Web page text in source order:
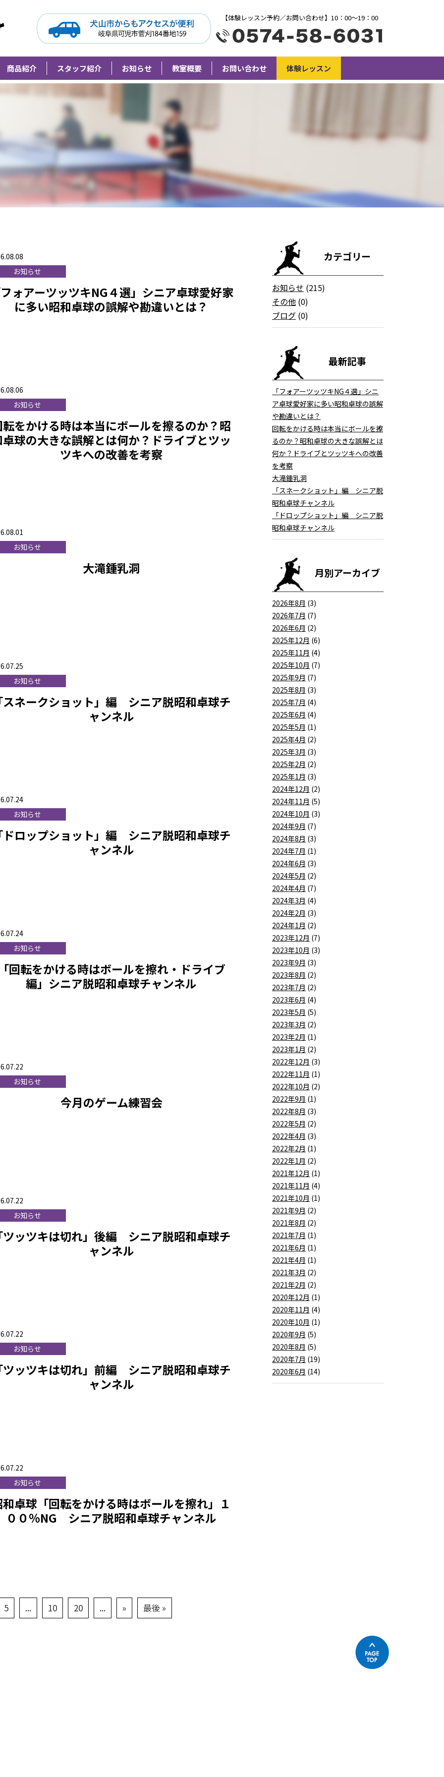
Grip Meister（旧柘植卓球教室） 【体験レッスン予約／お問い合わせ】10：00〜19：00
商品紹介 スタッフ紹介 お知らせ 教室概要 お問い合わせ 体験レッスン
お知らせ
ォアーツッツキNG４選」シニア卓球愛好家
に多い昭和卓球の誤解や勘違いとは？
お知らせ
をかける時は本当にボールを擦るのか？昭
球の大きな誤解とは何か？ドライブとツッ
ツキへの改善を考察
お知らせ
大滝鍾乳洞
お知らせ
スネークショット」編 シニア脱昭和卓球チ
ャンネル
お知らせ
ドロップショット」編 シニア脱昭和卓球チ
ャンネル
お知らせ
回転をかける時はボールを擦れ・ドライブ
編」シニア脱昭和卓球チャンネル
お知らせ
今月のゲーム練習会
お知らせ
ツッツキは切れ」後編 シニア脱昭和卓球チ
ャンネル
お知らせ
ツッツキは切れ」前編 シニア脱昭和卓球チ
ャンネル
お知らせ
卓球「回転をかける時はボールを擦れ」１
００％NG シニア脱昭和卓球チャンネル
5 ... 10 20 ... » 最後 »
カテゴリー
お知らせ (215)
その他 (0)
ブログ (0)
最新記事
「フォアーツッツキNG４選」シニ
ア卓球愛好家に多い昭和卓球の誤解
や勘違いとは？
回転をかける時は本当にボールを擦
るのか？昭和卓球の大きな誤解とは
何か？ドライブとツッツキへの改善
を考察
大滝鍾乳洞
「スネークショット」編 シニア脱
昭和卓球チャンネル
「ドロップショット」編 シニア脱
昭和卓球チャンネル
月別アーカイブ
2026年8月 (3)
2026年7月 (7)
2026年6月 (2)
2025年12月 (6)
2025年11月 (4)
2025年10月 (7)
2025年9月 (7)
2025年8月 (3)
2025年7月 (4)
2025年6月 (4)
2025年5月 (1)
2025年4月 (2)
2025年3月 (3)
2025年2月 (2)
2025年1月 (3)
2024年12月 (2)
2024年11月 (5)
2024年10月 (3)
2024年9月 (7)
2024年8月 (3)
2024年7月 (1)
2024年6月 (3)
2024年5月 (2)
2024年4月 (7)
2024年3月 (4)
2024年2月 (3)
2024年1月 (2)
2023年12月 (7)
2023年10月 (3)
2023年9月 (3)
2023年8月 (2)
2023年7月 (2)
2023年6月 (4)
2023年5月 (5)
2023年3月 (2)
2023年2月 (1)
2023年1月 (2)
2022年12月 (3)
2022年11月 (1)
2022年10月 (2)
2022年9月 (1)
2022年8月 (3)
2022年5月 (2)
2022年4月 (3)
2022年2月 (1)
2022年1月 (2)
2021年12月 (1)
2021年11月 (4)
2021年10月 (1)
2021年9月 (2)
2021年8月 (2)
2021年7月 (1)
2021年6月 (1)
2021年4月 (1)
2021年3月 (2)
2021年2月 (2)
2020年12月 (1)
2020年11月 (4)
2020年10月 (1)
2020年9月 (5)
2020年8月 (5)
2020年7月 (19)
2020年6月 (14)